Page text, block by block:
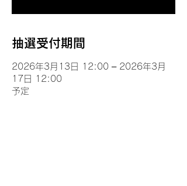
抽選受付期間
2026年3月13日 12:00 – 2026年3月
17日 12:00
予定